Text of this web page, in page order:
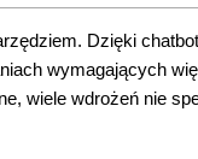
Dzięki
wymagających
wiele wdrożeń nie